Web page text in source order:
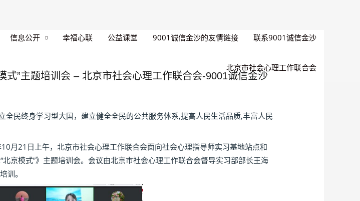
信息公开 幸福心联 公益课堂 9001诚信金沙的友情链接 联系9001诚信金沙
北京市社会心理工作联合会
”主题培训会 – 北京市社会心理工作联合会-9001诚信金沙
民终身学习型大国，建立健全全民的公共服务体系,提高人民生活品质,丰富人民
21日上午，北京市社会心理工作联合会面向社会心理指导师实习基地站点和
京模式”》主题培训会。会议由北京市社会心理工作联合会督导实习部部长王海
训。